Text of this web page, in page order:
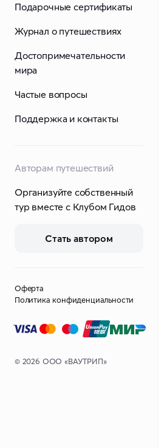
Подарочные сертификаты
Журнал о путешествиях
Достопримечательности
мира
Частые вопросы
Поддержка и контакты
Авторам путешествий
Организуйте собственный
тур вместе с Клубом Гидов
Стать автором
Оферта
Политика конфиденциальности
© 2026 ООО «ВАУТРИП»